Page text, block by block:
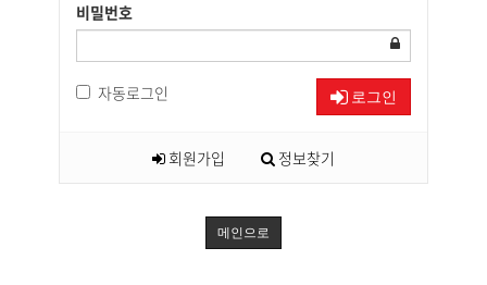
비밀번호
자동로그인 로그인
회원가입 정보찾기
메인으로